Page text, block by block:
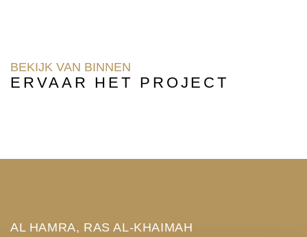
BEKIJK VAN BINNEN
ERVAAR HET PROJECT
AL HAMRA, RAS AL-KHAIMAH